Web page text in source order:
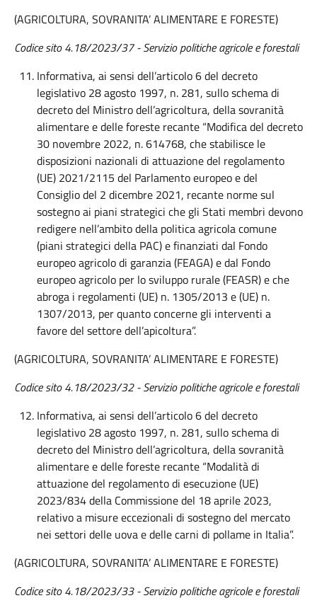
(AGRICOLTURA, SOVRANITA’ ALIMENTARE E FORESTE)
Codice sito 4.18/2023/37 - Servizio politiche agricole e forestali
Informativa, ai sensi dell’articolo 6 del decreto
legislativo 28 agosto 1997, n. 281, sullo schema di
decreto del Ministro dell’agricoltura, della sovranità
alimentare e delle foreste recante “Modifica del decreto
30 novembre 2022, n. 614768, che stabilisce le
disposizioni nazionali di attuazione del regolamento
(UE) 2021/2115 del Parlamento europeo e del
Consiglio del 2 dicembre 2021, recante norme sul
sostegno ai piani strategici che gli Stati membri devono
redigere nell’ambito della politica agricola comune
(piani strategici della PAC) e finanziati dal Fondo
europeo agricolo di garanzia (FEAGA) e dal Fondo
europeo agricolo per lo sviluppo rurale (FEASR) e che
abroga i regolamenti (UE) n. 1305/2013 e (UE) n.
1307/2013, per quanto concerne gli interventi a
favore del settore dell’apicoltura”.
(AGRICOLTURA, SOVRANITA’ ALIMENTARE E FORESTE)
Codice sito 4.18/2023/32 - Servizio politiche agricole e forestali
Informativa, ai sensi dell’articolo 6 del decreto
legislativo 28 agosto 1997, n. 281, sullo schema di
decreto del Ministro dell’agricoltura, della sovranità
alimentare e delle foreste recante “Modalità di
attuazione del regolamento di esecuzione (UE)
2023/834 della Commissione del 18 aprile 2023,
relativo a misure eccezionali di sostegno del mercato
nei settori delle uova e delle carni di pollame in Italia”.
(AGRICOLTURA, SOVRANITA’ ALIMENTARE E FORESTE)
Codice sito 4.18/2023/33 - Servizio politiche agricole e forestali